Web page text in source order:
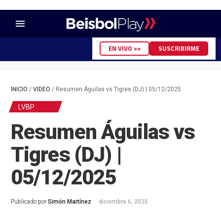
menu
EN VIVO >> SUSCRIBIRME
INICIO / VIDEO / Resumen Águilas vs Tigres (DJ) | 05/12/2025
LVBP
Resumen Águilas vs
Tigres (DJ) |
05/12/2025
Publicado por Simón Martínez diciembre 6, 2025